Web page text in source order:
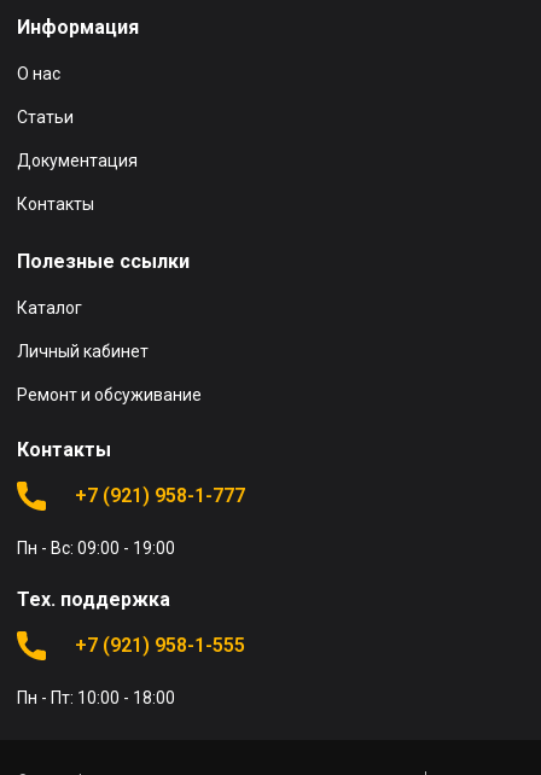
Информация
О нас
Статьи
Документация
Контакты
Полезные ссылки
Каталог
Личный кабинет
Ремонт и обсуживание
Контакты
+7 (921) 958-1-777
Пн - Вс: 09:00 - 19:00
Тех. поддержка
+7 (921) 958-1-555
Пн - Пт: 10:00 - 18:00